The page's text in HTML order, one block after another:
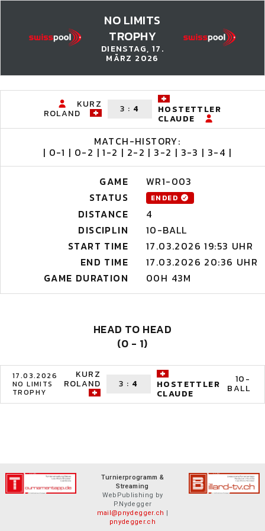
NO LIMITS
TROPHY
DIENSTAG, 17.
MÄRZ 2026
KURZ
ROLAND 3 : 4 HOSTETTLER
CLAUDE
MATCH-HISTORY:
| 0-1 | 0-2 | 1-2 | 2-2 | 3-2 | 3-3 | 3-4 |
GAME
WR1-003
STATUS
ENDED
DISTANCE
4
DISCIPLIN
10-BALL
START TIME
17.03.2026 19:53 UHR
END TIME
17.03.2026 20:36 UHR
GAME DURATION
00H 43M
HEAD TO HEAD
(0 - 1)
17.03.2026
NO LIMITS
TROPHY
KURZ
ROLAND 3 : 4 HOSTETTLER
CLAUDE
10-
BALL
Turnierprogramm &
Streaming
WebPublishing by
P.Nydegger
mail@pnydegger.ch |
pnydegger.ch